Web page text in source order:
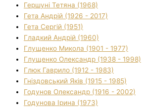
Гершуні Тетяна (1968)
Гета Андрій (1926 - 2017)
Гета Сергій (1951)
Гладкий Андрій (1960)
Глущенко Микола (1901 - 1977)
Глущенко Олександр (1938 - 1998)
Глюк Гаврило (1912 - 1983)
Гніздовський Яків (1915 - 1985)
Годунов Олександр (1916 - 2002)
Годунова Ірина (1973)